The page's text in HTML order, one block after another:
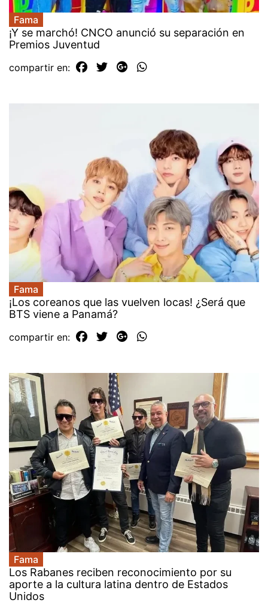
Fama
¡Y se marchó! CNCO anunció su separación en
Premios Juventud
compartir en:
Fama
¡Los coreanos que las vuelven locas! ¿Será que
BTS viene a Panamá?
compartir en:
Fama
Los Rabanes reciben reconocimiento por su
aporte a la cultura latina dentro de Estados
Unidos